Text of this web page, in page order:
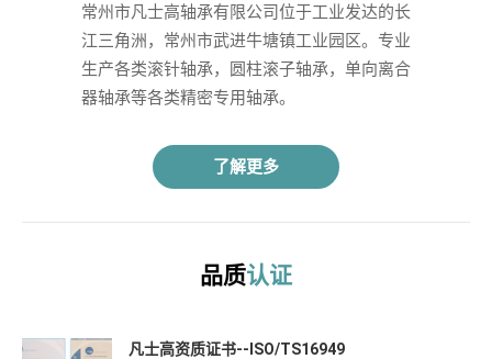
常州市凡士高轴承有限公司位于工业发达的长
江三角洲，常州市武进牛塘镇工业园区。专业
生产各类滚针轴承，圆柱滚子轴承，单向离合
器轴承等各类精密专用轴承。
了解更多
品质认证
凡士高资质证书--ISO/TS16949